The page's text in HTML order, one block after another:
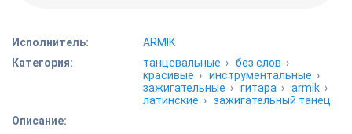
Исполнитель:
ARMIK
Категория:
танцевальные ›без слов ›
красивые ›инструментальные ›
зажигательные ›гитара ›armik ›
латинские ›зажигательный танец
Описание: